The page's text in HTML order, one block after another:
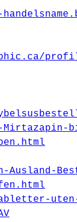
uten-